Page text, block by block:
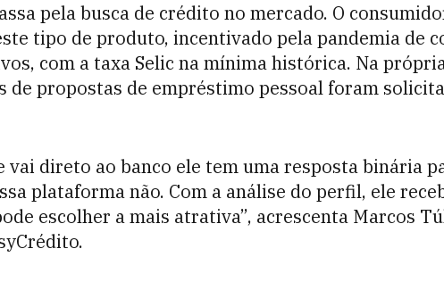
pela busca de crédito no mercado. O
tipo de produto, incentivado pela pandemia de
com a taxa Selic na mínima histórica. Na
de propostas de empréstimo pessoal foram
vai direto ao banco ele tem uma resposta binária
plataforma não. Com a análise do perfil, ele
escolher a mais atrativa”, acrescenta Marcos